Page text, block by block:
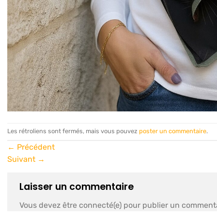
Les rétroliens sont fermés, mais vous pouvez poster un commentaire.
← Précédent
Suivant →
Laisser un commentaire
Vous devez être connecté(e) pour publier un